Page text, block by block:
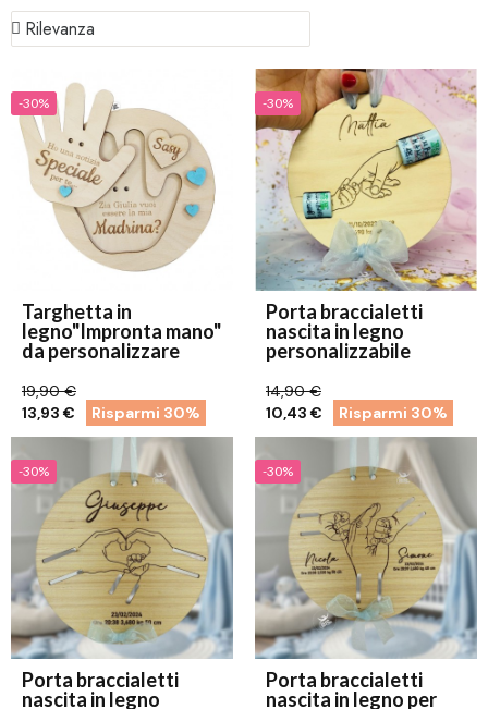
-30%
Targhetta in
legno"Impronta mano"
da personalizzare
19,90 €
13,93 €
Risparmi 30%
-30%
Porta braccialetti
nascita in legno
personalizzabile
14,90 €
10,43 €
Risparmi 30%
-30%
Porta braccialetti
nascita in legno
-30%
Porta braccialetti
nascita in legno per